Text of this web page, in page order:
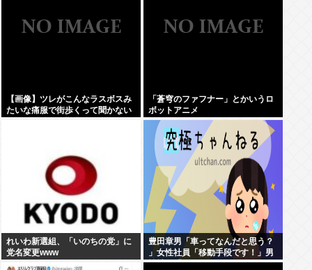
【画像】ツレがこんなラスボスみ
たいな痛服で街歩くって聞かない
「蒼穹のファフナー」とかいうロ
ボットアニメ
れいわ新選組、「いのちの党」に
党名変更www
豊田章男「車ってなんだと思う？
」女性社員「移動手段です！」男
性社員「…w」